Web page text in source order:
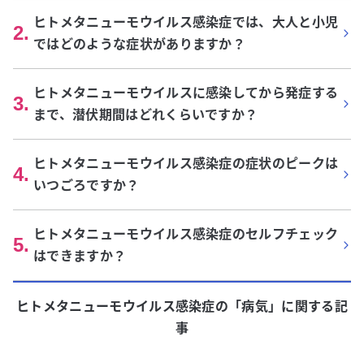
2. ヒトメタニューモウイルス感染症では、大人と小児
ではどのような症状がありますか？
3. ヒトメタニューモウイルスに感染してから発症する
まで、潜伏期間はどれくらいですか？
4. ヒトメタニューモウイルス感染症の症状のピークは
いつごろですか？
5. ヒトメタニューモウイルス感染症のセルフチェック
はできますか？
ヒトメタニューモウイルス感染症の「病気」に関する記
事